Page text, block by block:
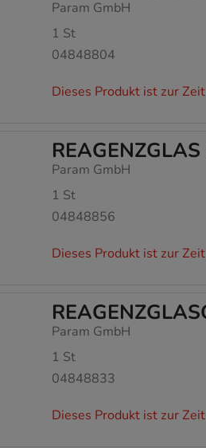
Param GmbH
1 St
04848804
Dieses Produkt ist zur
Param GmbH
1 St
04848856
Dieses Produkt ist zur
Param GmbH
1 St
04848833
Dieses Produkt ist zur